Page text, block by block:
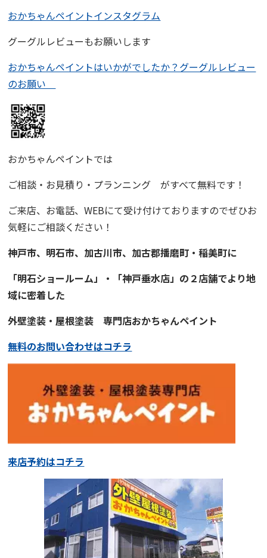
おかちゃんペイントインスタグラム
グーグルレビューもお願いします
おかちゃんペイントはいかがでしたか？グーグルレビュー
のお願い
おかちゃんペイントでは
ご相談・お見積り・プランニング
がすべて無料です！
ご来店、お電話、WEBにて受け付けておりますのでぜひお
気軽にご相談ください！
神戸市、明石市、加古川市、 加古郡播磨町・稲美町に
「明石ショールーム」・「神戸垂水店」の２店舗でより地
域に密着した
外壁塗装・屋根塗装専門店おかちゃんペイント
無料のお問い合わせはコチラ
来店予約はコチラ